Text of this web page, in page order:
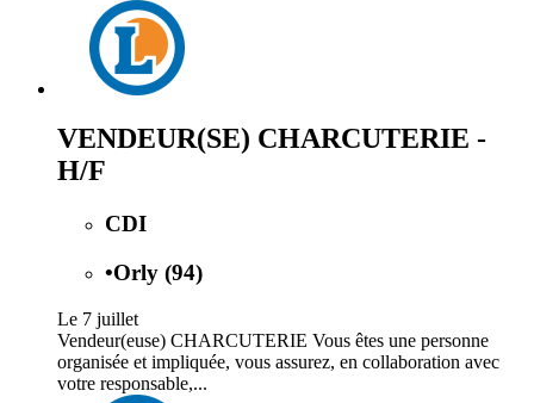
VENDEUR(SE) CHARCUTERIE -
H/F
CDI
•Orly (94)
Le 7 juillet
Vendeur(euse) CHARCUTERIE Vous êtes une personne
organisée et impliquée, vous assurez, en collaboration avec
votre responsable,...